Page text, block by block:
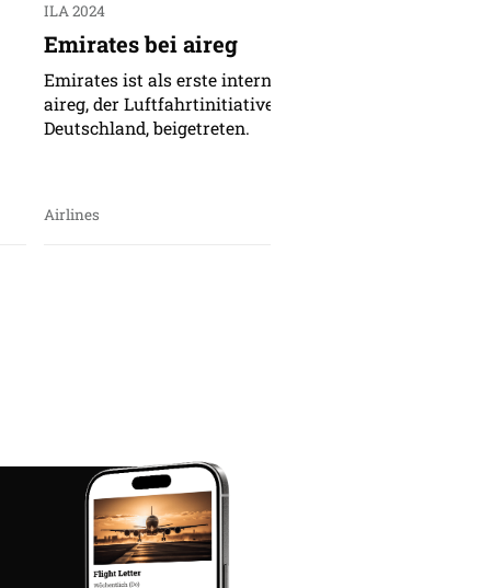
ILA 2024
Emirates bei aireg
Emirates ist als erste internationale Fluggesellschaft
aireg, der Luftfahrtinitiative für erneuerbare Energien
Deutschland, beigetreten.
Airlines